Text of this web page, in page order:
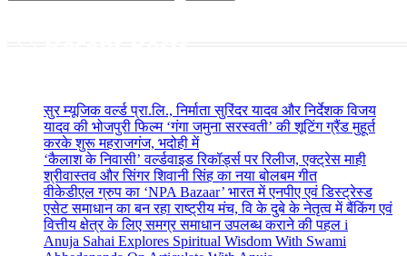
सुर म्यूजिक वर्ल्ड प्रा.लि., निर्माता सुरिंदर यादव और निर्देशक विजय
यादव की भोजपुरी फिल्म ‘गंगा जमुना सरस्वती’ की शूटिंग ग्रैंड मुहूर्त
करके शुरू महराजगंज, भदोही में
‘कैलाश के निवासी’ वर्ल्डवाइड रिकॉर्ड्स पर रिलीज, एक्ट्रेस माही
श्रीवास्तव और सिंगर शिवानी सिंह का नया बोलबम गीत
वीकेडीएल ग्रुप का ‘NPA Bazaar’ भारत में एनपीए एवं डिस्ट्रेस्ड
एसेट समाधान का बन रहा राष्ट्रीय मंच, वि के दुबे के नेतृत्व में बैंकिंग एवं
वित्तीय क्षेत्र के लिए समग्र समाधान उपलब्ध कराने की पहल i
Anuja Sahai Explores Spiritual Wisdom With Swami